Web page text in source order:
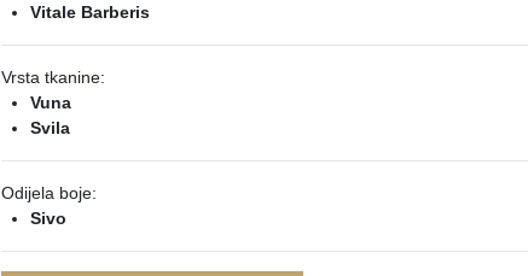
Vitale Barberis
Vrsta tkanine:
Vuna
Svila
Odijela boje:
Sivo